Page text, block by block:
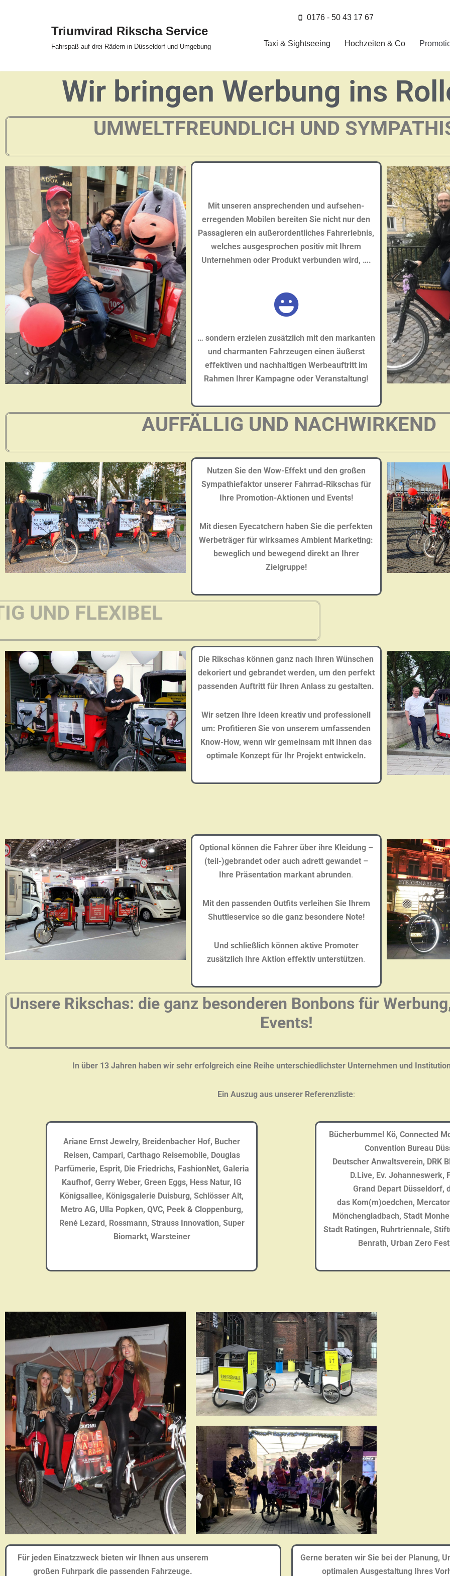
0176 - 50 43 17 67
Triumvirad Rikscha Service
Fahrspaß auf drei Rädern in Düsseldorf und Umgebung Taxi & Sightseeing Hochzeiten & Co
Wir bringen Werbung ins
UMWELTFREUNDLICH UND
Mit unserenansprechenden undaufsehen-
erregenden Mobilen bereiten Sie nicht nur den
Passagieren ein außerordentliches Fahrerlebnis,
welches ausgesprochen positiv mit Ihrem
Unternehmen oder Produkt verbunden wird, ….
… sondern erzielen zusätzlich mit den markanten
und charmanten Fahrzeugen einen äußerst
effektiven und nachhaltigen Werbeauftritt im
Rahmen Ihrer Kampagne oder Veranstaltung!
AUFFÄLLIG UND NACHWIRKEND
Nutzen Sie den Wow-Effekt und den großen
Sympathiefaktor unserer Fahrrad-Rikschas für
Ihre Promotion-Aktionen und Events!
Mit diesen Eyecatchern haben Sie die perfekten
Werbeträger für wirksames Ambient Marketing:
beweglich und bewegend direkt an Ihrer
Zielgruppe!
VIELSEITIG UND FLEXIBEL
Die Rikschas können ganz nach Ihren Wünschen
dekoriert und gebrandet werden, um den perfekt
passenden Auftritt für Ihren Anlass zu gestalten.
Wir setzen Ihre Ideen kreativ und professionell
um: Profitieren Sie von unserem umfassenden
Know-How, wenn wir gemeinsam mit Ihnen das
optimale Konzept für Ihr Projekt entwickeln.
Optional können die Fahrer über ihre Kleidung –
(teil-)gebrandet oder auch adrett gewandet –
Ihre Präsentation markant abrunden.
Mit den passenden Outfits verleihen Sie Ihrem
Shuttleservice so die ganz besondere Note!
Und schließlich können aktive Promoter
zusätzlich Ihre Aktion effektiv unterstützen.
Unsere Rikschas: die ganz besonderen Bonbons für
Events!
In über 13 Jahren haben wir sehr erfolgreich eine Reihe unterschiedlichster Unternehmen und
Ein Auszug aus unserer Referenzliste:
Ariane Ernst Jewelry, Breidenbacher Hof, Bucher
Reisen, Campari, Carthago Reisemobile, Douglas
Parfümerie, Esprit, Die Friedrichs, FashionNet, Galeria
Kaufhof, Gerry iWeber, Green Eggs, Hess Natur, IG
Königsallee, Königsgalerie Duisburg, Schlösser Alt,
Metroi AG, Ulla Popken, QVC, Peek & Cloppenburg,
René Lezard, Rossmann, Straussi Innovation, Super
Biomarkt, Warsteiner
Bücherbummel Kö, Connected
Convention Bureau
Deutscheri Anwaltsverein, DRK
D.Live, Ev. Johanneswerk,
Grand Departi Düsseldorf,
das Kom(m)oedchen, Mercator
Mönchengladbach, Stadt
Stadti Ratingen, Ruhrtriennale,
Benrath, Urban Zero
Für jeden Einatzzweck bieten wir Ihnen aus unserem
großen Fuhrpark die passenden Fahrzeuge.
Gerne beraten wir Sie bei der Planung,
optimalen Ausgestaltung Ihres